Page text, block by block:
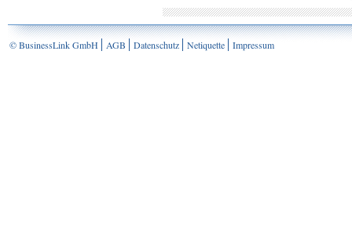
© BusinessLink GmbH AGB Datenschutz Netiquette Impressum